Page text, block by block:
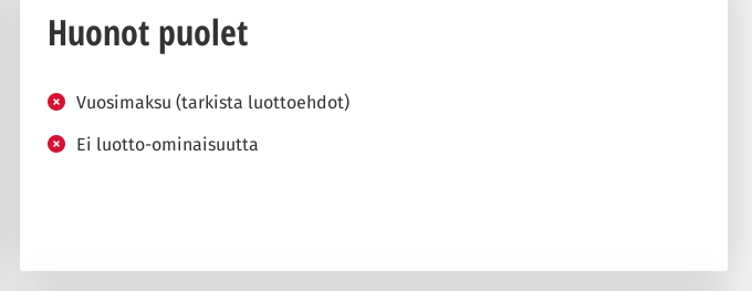
Huonot puolet
Vuosimaksu (tarkista luottoehdot)
Ei luotto-ominaisuutta